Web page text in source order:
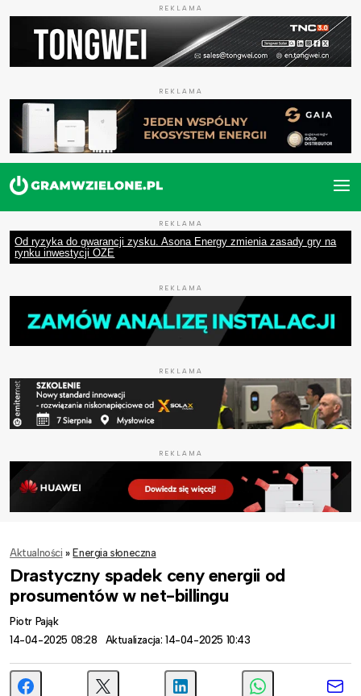
REKLAMA
REKLAMA
REKLAMA
Od ryzyka do gwarancji zysku. Asona Energy zmienia zasady gry na
rynku inwestycji OZE
REKLAMA
REKLAMA
REKLAMA
Aktualności » Energia słoneczna
Drastyczny spadek ceny energii od
prosumentów w net-billingu
Piotr Pająk
14-04-2025 08:28
Aktualizacja: 14-04-2025 10:43